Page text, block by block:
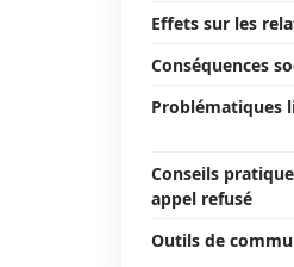
Effets sur les
Conséquences
Problématiques
Conseils
appel refusé
Outils de